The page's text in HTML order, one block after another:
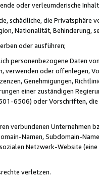
oder verleumderische
schädliche, die Privatsphäre
Nationalität, Behinderung,
oder ausführen;
personenbezogene Daten
verwenden oder offenlegen,
Genehmigungen,
einer zuständigen
6506) oder Vorschriften,
verbundenen Unternehmen
Namen, Subdomain-
Netzwerk-Website
verletzen.